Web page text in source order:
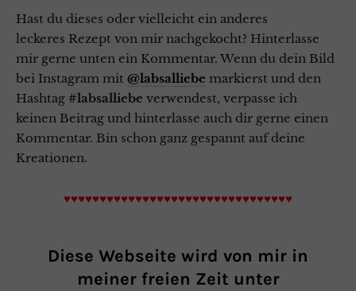
Hast du dieses oder vielleicht ein anderes
leckeres Rezept von mir nachgekocht? Hinterlasse
mir gerne unten ein Kommentar. Wenn du dein Bild
bei Instagram mit @labsalliebe markierst und den
Hashtag #labsalliebe verwendest, verpasse ich
keinen Beitrag und hinterlasse auch dir gerne einen
Kommentar. Bin schon ganz gespannt auf deine
Kreationen.
♥♥♥♥♥♥♥♥♥♥♥♥♥♥♥♥♥♥♥♥♥♥♥♥♥♥♥♥♥♥♥♥
Diese Webseite wird von mir in
meiner freien Zeit unter